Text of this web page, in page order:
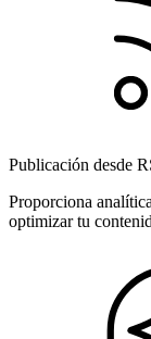
Publicación desde
Proporciona
optimizar tu